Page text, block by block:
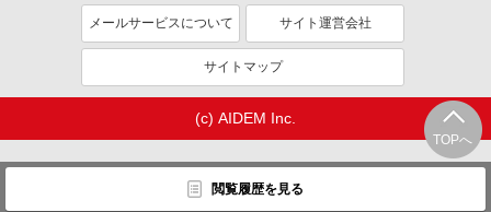
TOPへ
閲覧履歴を見る
メールサービスについて サイト運営会社
サイトマップ
(c) AIDEM Inc.